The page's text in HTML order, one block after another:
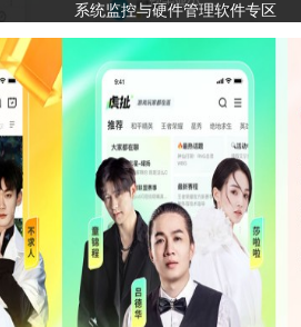
系统监控与硬件管理软件专区